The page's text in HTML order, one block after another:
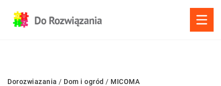
Dorozwiazania / Dom i ogród / MICOMA